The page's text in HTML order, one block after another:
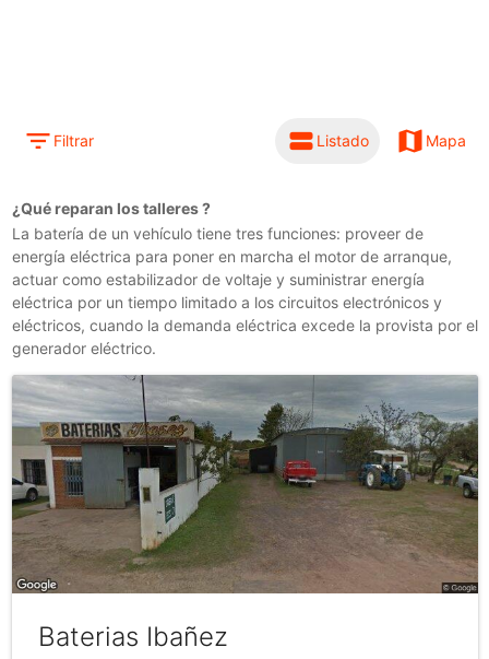
filter_list Filtrar view_stream Listado map Mapa
¿Qué reparan los talleres?
La batería de un vehículo tiene tres funciones: proveer de
energía eléctrica para poner en marcha el motor de arranque,
actuar como estabilizador de voltaje y suministrar energía
eléctrica por un tiempo limitado a los circuitos electrónicos y
eléctricos, cuando la demanda eléctrica excede la provista por el
generador eléctrico.
Baterias Ibañez